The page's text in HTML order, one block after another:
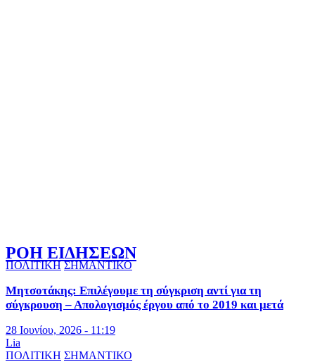
ΡΟΗ ΕΙΔΗΣΕΩΝ
ΠΟΛΙΤΙΚΗ ΣΗΜΑΝΤΙΚΟ
Μητσοτάκης: Επιλέγουμε τη σύγκριση αντί για τη
σύγκρουση – Απολογισμός έργου από το 2019 και μετά
28 Ιουνίου, 2026 - 11:19
Lia
ΠΟΛΙΤΙΚΗ ΣΗΜΑΝΤΙΚΟ